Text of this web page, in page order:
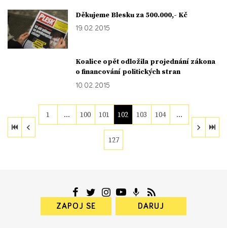
Děkujeme Blesku za 500.000,- Kč
19. 02. 2015
Koalice opět odložila projednání zákona
o financování politických stran
10. 02. 2015
1 … 100 101 102 103 104 …
127
ZAPOJ SE DARUJ